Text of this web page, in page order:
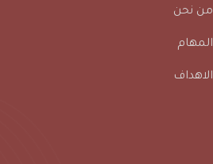
من نحن
المهام
الاهداف